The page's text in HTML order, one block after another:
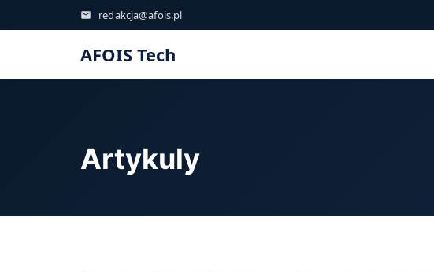
redakcja@afois.pl
AFOIS Tech
Artykuly